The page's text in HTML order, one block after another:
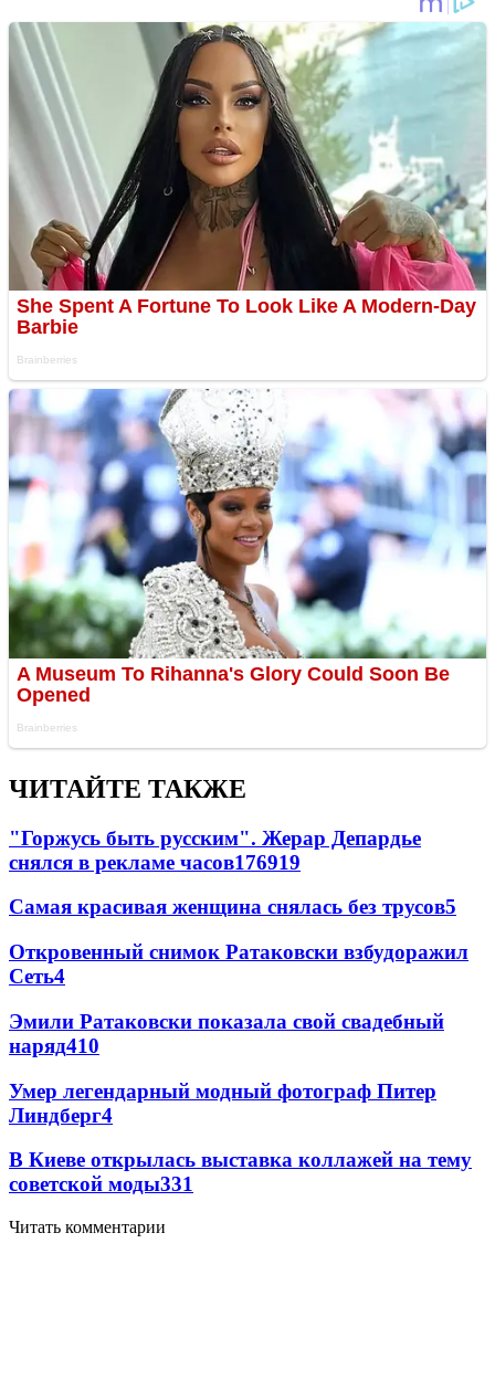
ЧИТАЙТЕ ТАКЖЕ
"Горжусь быть русским". Жерар Депардье
снялся в рекламе часов176919
Самая красивая женщина снялась без трусов5
Откровенный снимок Ратаковски взбудоражил
Сеть4
Эмили Ратаковски показала свой свадебный
наряд410
Умер легендарный модный фотограф Питер
Линдберг4
В Киеве открылась выставка коллажей на тему
советской моды331
Читать комментарии